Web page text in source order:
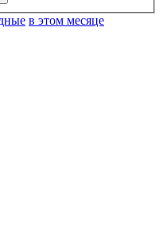
в этом месяце